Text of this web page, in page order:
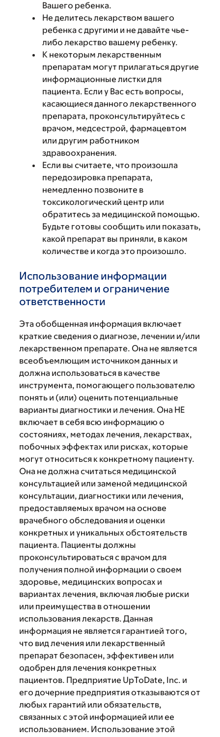
Вашего ребенка.
Не делитесь лекарством вашего
ребенка с другими и не давайте чье-
либо лекарство вашему ребенку.
К некоторым лекарственным
препаратам могут прилагаться другие
информационные листки для
пациента. Если у Вас есть вопросы,
касающиеся данного лекарственного
препарата, проконсультируйтесь с
врачом, медсестрой, фармацевтом
или другим работником
здравоохранения.
Если вы считаете, что произошла
передозировка препарата,
немедленно позвоните в
токсикологический центр или
обратитесь за медицинской помощью.
Будьте готовы сообщить или показать,
какой препарат вы приняли, в каком
количестве и когда это произошло.
Использование информации
потребителем и ограничение
ответственности
Эта обобщенная информация включает
краткие сведения о диагнозе, лечении и/или
лекарственном препарате. Она не является
всеобъемлющим источником данных и
должна использоваться в качестве
инструмента, помогающего пользователю
понять и (или) оценить потенциальные
варианты диагностики и лечения. Она НЕ
включает в себя всю информацию о
состояниях, методах лечения, лекарствах,
побочных эффектах или рисках, которые
могут относиться к конкретному пациенту.
Она не должна считаться медицинской
консультацией или заменой медицинской
консультации, диагностики или лечения,
предоставляемых врачом на основе
врачебного обследования и оценки
конкретных и уникальных обстоятельств
пациента. Пациенты должны
проконсультироваться с врачом для
получения полной информации о своем
здоровье, медицинских вопросах и
вариантах лечения, включая любые риски
или преимущества в отношении
использования лекарств. Данная
информация не является гарантией того,
что вид лечения или лекарственный
препарат безопасен, эффективен или
одобрен для лечения конкретных
пациентов. Предприятие UpToDate, Inc. и
его дочерние предприятия отказываются от
любых гарантий или обязательств,
связанных с этой информацией или ее
использованием. Использование этой